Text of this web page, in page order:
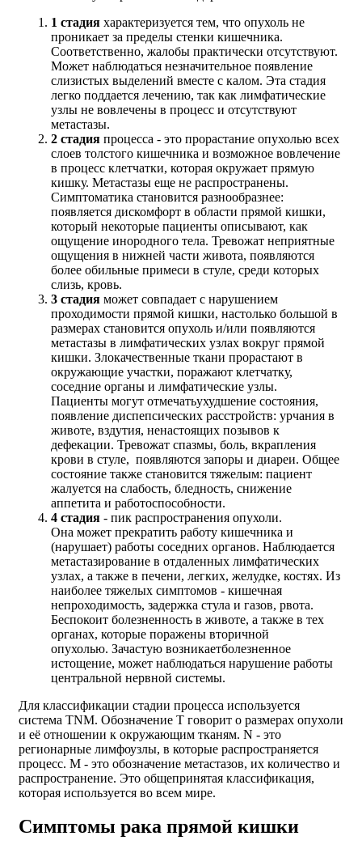
1 стадия характеризуется тем, что опухоль не
проникает за пределы стенки кишечника.
Соответственно, жалобы практически отсутствуют.
Может наблюдаться незначительное появление
слизистых выделений вместе с калом. Эта стадия
легко поддается лечению, так как лимфатические
узлы не вовлечены в процесс и отсутствуют
метастазы.
2 стадия процесса - это прорастание опухолью всех
слоев толстого кишечника и возможное вовлечение
в процесс клетчатки, которая окружает прямую
кишку. Метастазы еще не распространены.
Симптоматика становится разнообразнее:
появляется дискомфорт в области прямой кишки,
который некоторые пациенты описывают, как
ощущение инородного тела. Тревожат неприятные
ощущения в нижней части живота, появляются
более обильные примеси в стуле, среди которых
слизь, кровь.
3 стадия может совпадает с нарушением
проходимости прямой кишки, настолько большой в
размерах становится опухоль и/или появляются
метастазы в лимфатических узлах вокруг прямой
кишки. Злокачественные ткани прорастают в
окружающие участки, поражают клетчатку,
соседние органы и лимфатические узлы.
Пациенты могут отмечатьухудшение состояния,
появление диспепсических расстройств: урчания в
животе, вздутия, ненастоящих позывов к
дефекации. Тревожат спазмы, боль, вкрапления
крови в стуле, появляются запоры и диареи. Общее
состояние также становится тяжелым: пациент
жалуется на слабость, бледность, снижение
аппетита и работоспособности.
4 стадия - пик распространения опухоли.
Она может прекратить работу кишечника и
(нарушает) работы соседних органов. Наблюдается
метастазирование в отдаленных лимфатических
узлах, а также в печени, легких, желудке, костях. Из
наиболее тяжелых симптомов - кишечная
непроходимость, задержка стула и газов, рвота.
Беспокоит болезненность в животе, а также в тех
органах, которые поражены вторичной
опухолью. Зачастую возникаетболезненное
истощение, может наблюдаться нарушение работы
центральной нервной системы.
Для классификации стадии процесса используется
система TNM. Обозначение T говорит о размерах опухоли
и её отношении к окружающим тканям. N - это
регионарные лимфоузлы, в которые распространяется
процесс. M - это обозначение метастазов, их количество и
распространение. Это общепринятая классификация,
которая используется во всем мире.
Симптомы рака прямой кишки